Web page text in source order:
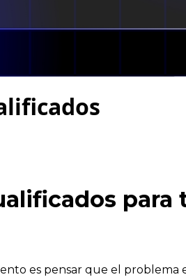
para
es pensar que el problema